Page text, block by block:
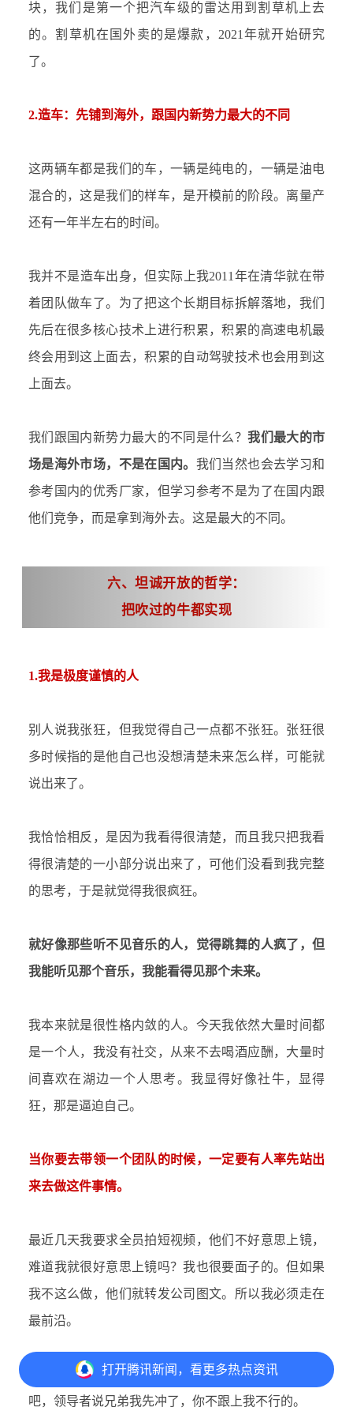
块，我们是第一个把汽车级的雷达用到割草机上去
的。割草机在国外卖的是爆款， 2021年就开始研究
了。
2.造车：先铺到海外，跟国内新势力最大的不同
这两辆车都是我们的车，一辆是纯电的，一辆是油电
混合的，这是我们的样车，是开模前的阶段。离量产
还有一年半左右的时间。
我并不是造车出身，但实际上我2011年在清华就在带
着团队做车了。为了把这个长期目标拆解落地，我们
先后在很多核心技术上进行积累，积累的高速电机最
终会用到这上面去，积累的自动驾驶技术也会用到这
上面去。
我们跟国内新势力最大的不同是什么？我们最大的市
场是海外市场，不是在国内。 我们当然也会去学习和
参考国内的优秀厂家，但学习参考不是为了在国内跟
他们竞争，而是拿到海外去。这是最大的不同。
六、坦诚开放的哲学：
把吹过的牛都实现
1.我是极度谨慎的人
别人说我张狂，但我觉得自己一点都不张狂。张狂很
多时候指的是他自己也没想清楚未来怎么样，可能就
说出来了。
我恰恰相反，是因为我看得很清楚，而且我只把我看
得很清楚的一小部分说出来了，可他们没看到我完整
的思考，于是就觉得我很疯狂。
就好像那些听不见音乐的人，觉得跳舞的人疯了，但
我能听见那个音乐，我能看得见那个未来。
我本来就是很性格内敛的人。今天我依然大量时间都
是一个人，我没有社交，从来不去喝酒应酬，大量时
间喜欢在湖边一个人思考。我显得好像社牛，显得
狂，那是逼迫自己。
当你要去带领一个团队的时候，一定要有人率先站出
来去做这件事情。
最近几天我要求全员拍短视频，他们不好意思上镜，
难道我就很好意思上镜吗？我也很要面子的。但如果
我不这么做，他们就转发公司图文。所以我必须走在
最前沿。
管理者和领导者的区别是，管理者在后面说你们冲
吧，领导者说兄弟我先冲了，你不跟上我不行的。
打开腾讯新闻，看更多热点资讯